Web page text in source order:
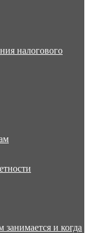
налогового
и когда